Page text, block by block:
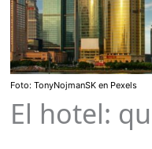
Foto: TonyNojmanSK en Pexels
El hotel: